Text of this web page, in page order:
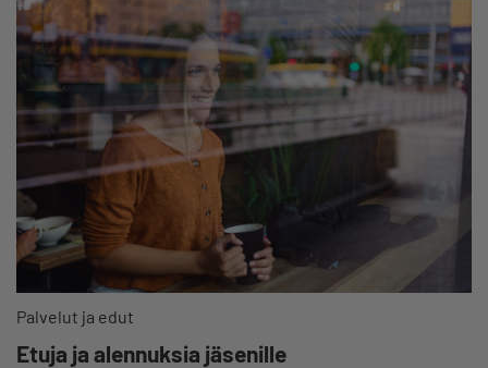
Palvelut ja edut
Etuja ja alennuksia jäsenille